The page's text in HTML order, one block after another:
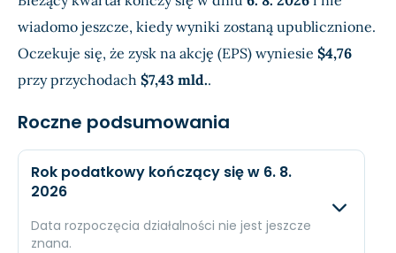
wiadomo jeszcze, kiedy wyniki zostaną upublicznione.
Oczekuje się, że zysk na akcję (EPS) wyniesie $4,76
przy przychodach $7,43 mld..
Roczne podsumowania
Rok podatkowy kończący się w 6. 8.
2026
Data rozpoczęcia działalności nie jest jeszcze
znana.